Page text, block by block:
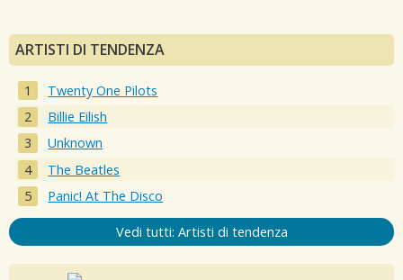
ARTISTI DI TENDENZA
Twenty One Pilots
Billie Eilish
Unknown
The Beatles
Panic! At The Disco
Vedi tutti: Artisti di tendenza